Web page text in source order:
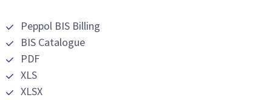
Peppol BIS Billing
BIS Catalogue
PDF
XLS
XLSX